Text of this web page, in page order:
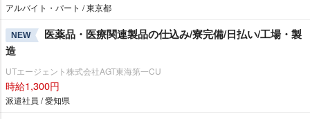
アルバイト・パート / 東京都
NEW
医薬品・医療関連製品の仕込み/寮完備/日払い/工場・製
造
UTエージェント株式会社AGT東海第一CU
時給1,300円
派遣社員 / 愛知県